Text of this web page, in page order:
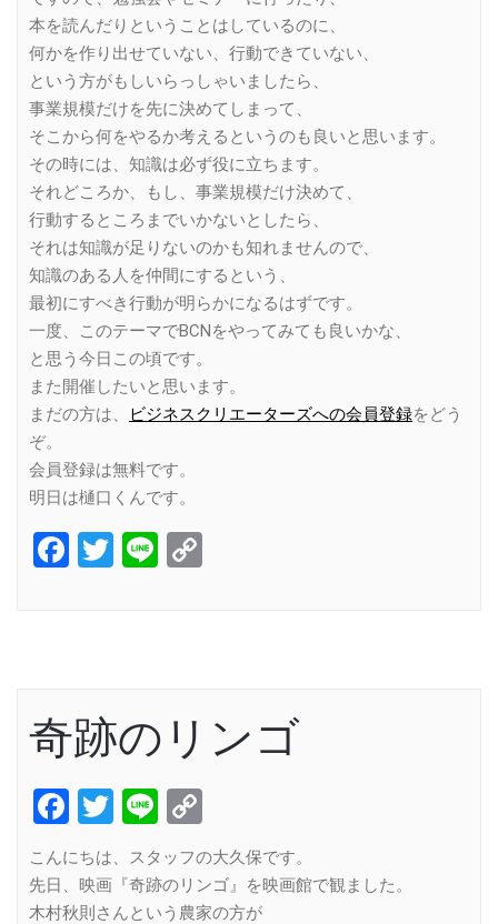
本を読んだりということはしているのに、
何かを作り出せていない、行動できていない、
という方がもしいらっしゃいましたら、
事業規模だけを先に決めてしまって、
そこから何をやるか考えるというのも良いと思います。
その時には、知識は必ず役に立ちます。
それどころか、もし、事業規模だけ決めて、
行動するところまでいかないとしたら、
それは知識が足りないのかも知れませんので、
知識のある人を仲間にするという、
最初にすべき行動が明らかになるはずです。
一度、このテーマでBCNをやってみても良いかな、
と思う今日この頃です。
また開催したいと思います。
まだの方は、
ビジネスクリエーターズへの会員登録をどう
ぞ。
会員登録は無料です。
明日は樋口くんです。
Facebook
Twitter
Line
奇跡のリンゴ
Facebook
Twitter
Line
Link
こんにちは、スタッフの大久保です。
先日、映画『奇跡のリンゴ』を映画館で観ました。
木村秋則さんという農家の方が